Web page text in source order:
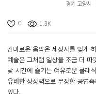
경기 고양시
0 1.3K
감미로운 음악은 세상사를 잊게
예술은 그처럼 일상을 조금 더 따
낮 시간에 즐기는 여유로운 클래
유쾌한 상상력으로 무장한 공연
있다.